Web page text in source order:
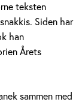
teksten
Siden har
han
Årets
sammen med